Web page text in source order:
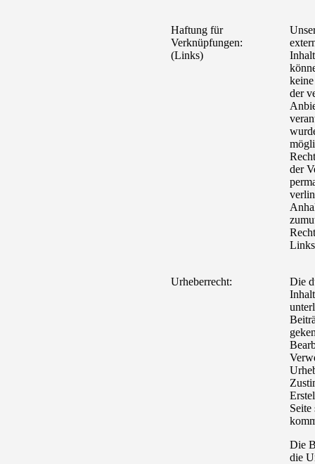
Haftung für
Verknüpfungen:
(Links)
der
der
Urheberrecht:
Die
Die
die